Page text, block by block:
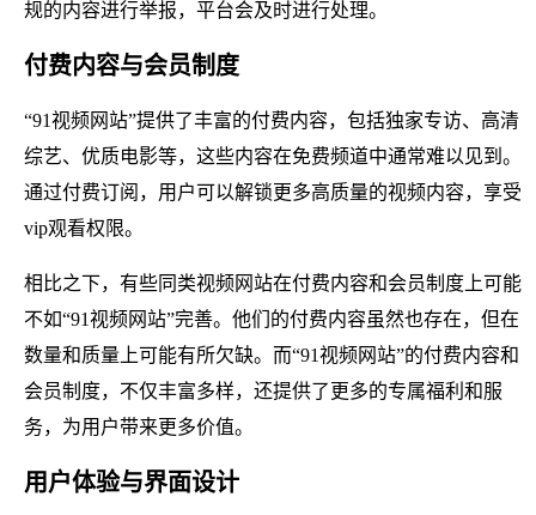
规的内容进行举报，平台会及时进行处理。
付费内容与会员制度
“91视频网站”提供了丰富的付费内容，包括独家专访、高清
综艺、优质电影等，这些内容在免费频道中通常难以见到。
通过付费订阅，用户可以解锁更多高质量的视频内容，享受
vip观看权限。
相比之下，有些同类视频网站在付费内容和会员制度上可能
不如“91视频网站”完善。他们的付费内容虽然也存在，但在
数量和质量上可能有所欠缺。而“91视频网站”的付费内容和
会员制度，不仅丰富多样，还提供了更多的专属福利和服
务，为用户带来更多价值。
用户体验与界面设计